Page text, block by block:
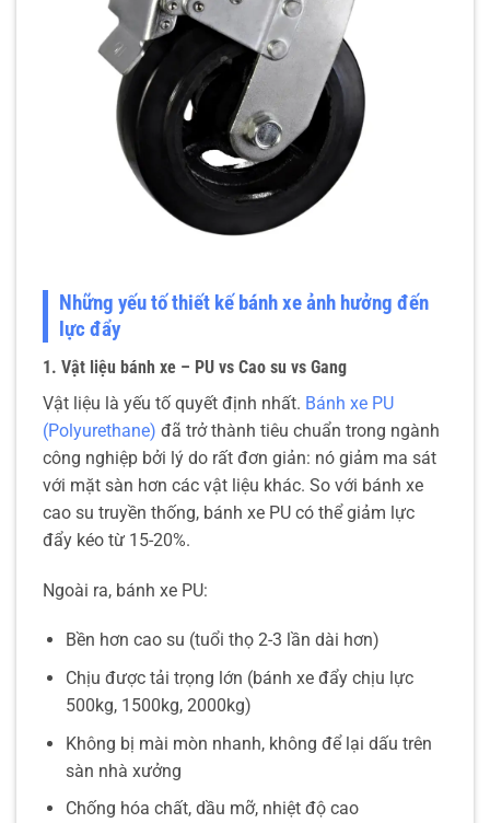
Những yếu tố thiết kế bánh xe ảnh hưởng đến
lực đẩy
1. Vật liệu bánh xe – PU vs Cao su vs Gang
Vật liệu là yếu tố quyết định nhất. Bánh xe PU
(Polyurethane) đã trở thành tiêu chuẩn trong ngành
công nghiệp bởi lý do rất đơn giản: nó giảm ma sát
với mặt sàn hơn các vật liệu khác. So với bánh xe
cao su truyền thống, bánh xe PU có thể giảm lực
đẩy kéo từ 15-20%.
Ngoài ra, bánh xe PU:
Bền hơn cao su (tuổi thọ 2-3 lần dài hơn)
Chịu được tải trọng lớn (bánh xe đẩy chịu lực
500kg, 1500kg, 2000kg)
Không bị mài mòn nhanh, không để lại dấu trên
sàn nhà xưởng
Chống hóa chất, dầu mỡ, nhiệt độ cao